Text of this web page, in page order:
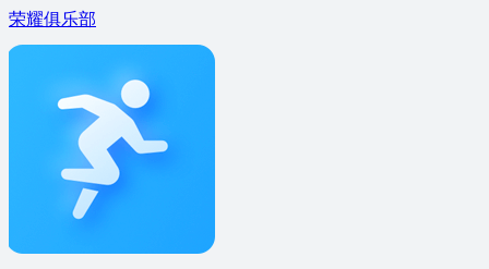
荣耀俱乐部